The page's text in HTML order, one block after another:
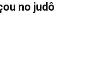
no judô